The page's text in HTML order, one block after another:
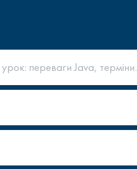
переваги Java, терміни.